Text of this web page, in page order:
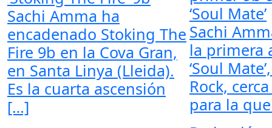
Sachi Amma ha
encadenado Stoking The
Fire 9b en la Cova Gran,
en Santa Linya (Lleida).
Es la cuarta ascensión
[…]
‘Soul Mate’
Sachi
la primera
‘Soul
Rock,
para la